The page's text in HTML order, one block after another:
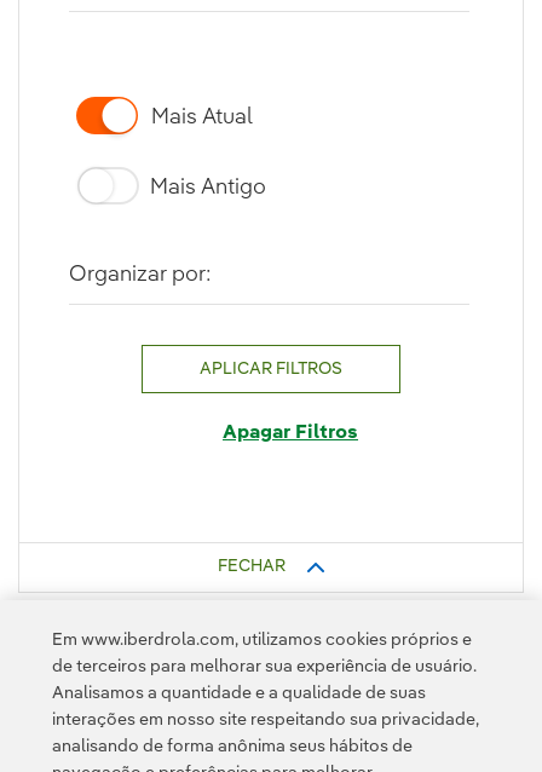
Organizar por:
Mais Atual
Mais Antigo
APLICAR FILTROS
Apagar Filtros
FECHAR
Em www.iberdrola.com, utilizamos cookies próprios e
de terceiros para melhorar sua experiência de usuário.
Analisamos a quantidade e a qualidade de suas
interações em nosso site respeitando sua privacidade,
analisando de forma anônima seus hábitos de